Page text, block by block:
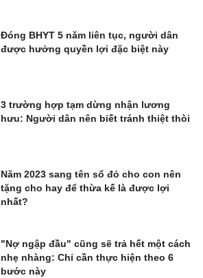
Đóng BHYT 5 năm liên tục, người dân
được hưởng quyền lợi đặc biệt này
3 trường hợp tạm dừng nhận lương
hưu: Người dân nên biết tránh thiệt thòi
Năm 2023 sang tên sổ đỏ cho con nên
tặng cho hay để thừa kế là được lợi
nhất?
"Nợ ngập đầu" cũng sẽ trả hết một cách
nhẹ nhàng: Chỉ cần thực hiện theo 6
bước này